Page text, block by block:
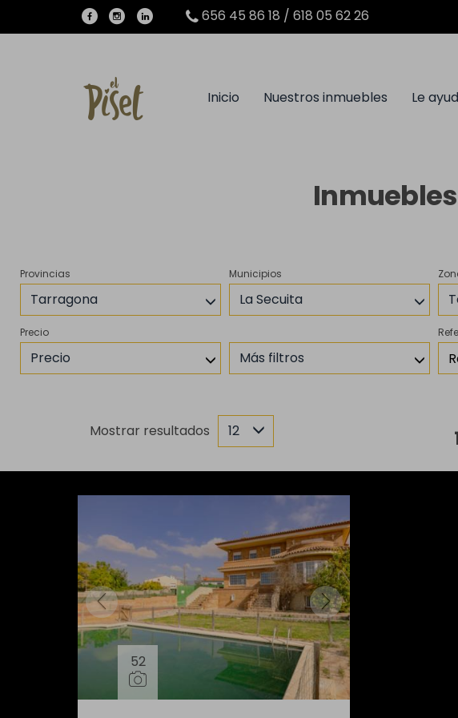
656 45 86 18 / 618 05 62 26
Inicio Nuestros inmuebles Le
Provincias
Tarragona
Municipios
La Secuita
Precio
Precio Más filtros
Mostrar resultados 12
52